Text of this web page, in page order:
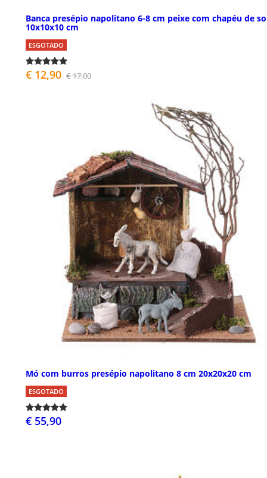
Banca presépio napolitano 6-8 cm peixe com chapéu de
10x10x10 cm
ESGOTADO
€ 12,90 € 17,00
Mó com burros presépio napolitano 8 cm 20x20x20 cm
ESGOTADO
€ 55,90